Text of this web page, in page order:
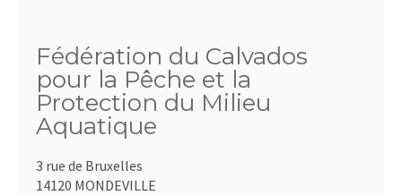
Fédération du Calvados
pour la Pêche et la
Protection du Milieu
Aquatique
3 rue de Bruxelles
14120 MONDEVILLE